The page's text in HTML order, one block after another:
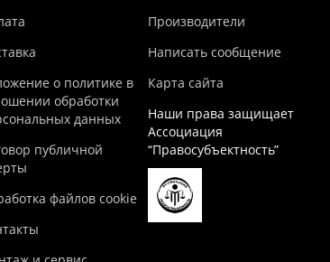
о политике в
обработки
данных
публичной
файлов cookie
Производители
Написать сообщение
Карта сайта
Наши права защищает
Ассоциация
“Правосубъектность”